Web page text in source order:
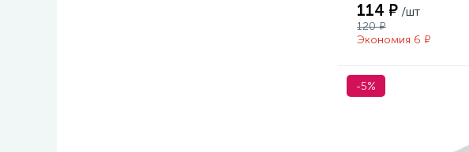
114 ₽ /шт
120 ₽
Экономия 6 ₽
-5%